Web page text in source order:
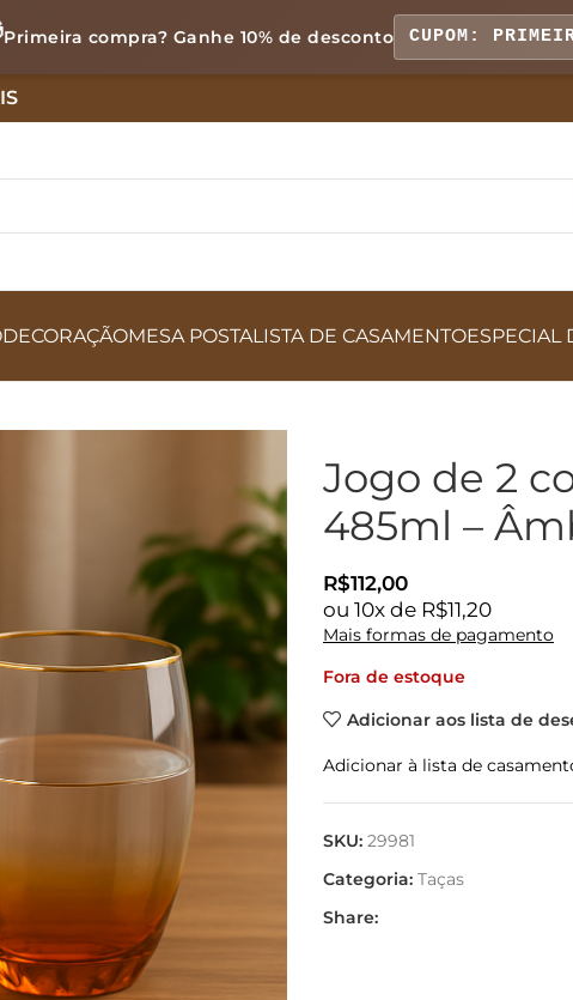
Primeira compra? Ganhe 10% de desconto CUPOM:
DECORAÇÃOMESA POSTALISTA DE CASAMENTOESPECIAL
Jogo de 2
485ml –
R$112,00
ou 10x de R$11,20
Mais formas de pagamento
Fora de estoque
Adicionar aos lista de
Adicionar à lista de
SKU: 29981
Categoria: Taças
Share: